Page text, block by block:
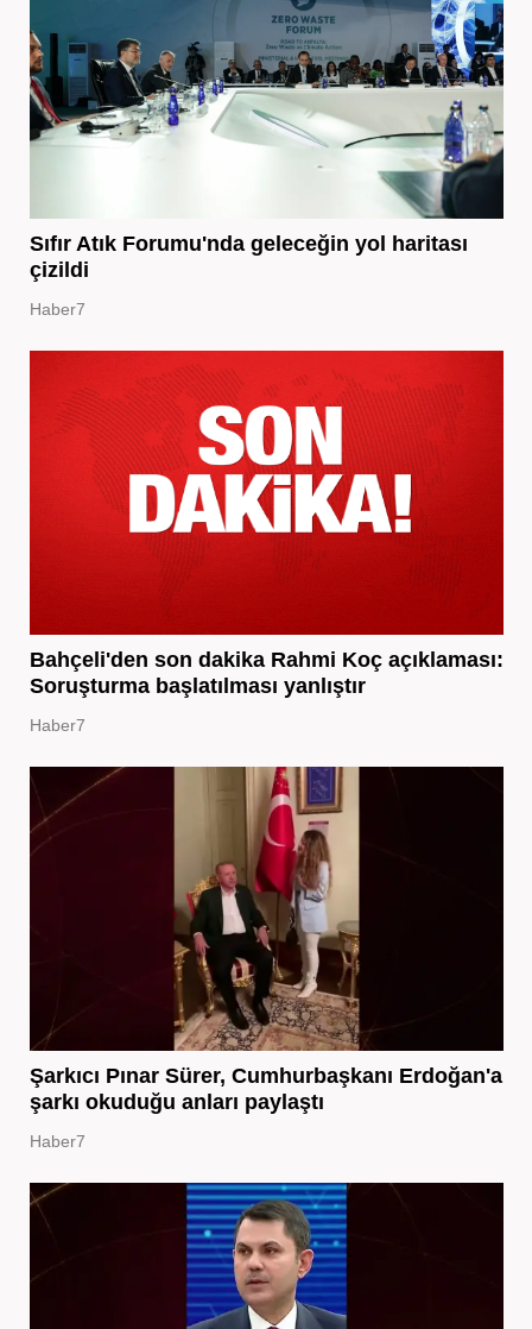
Sıfır Atık Forumu'nda geleceğin yol haritası
çizildi
Haber7
Bahçeli'den son dakika Rahmi Koç açıklaması:
Soruşturma başlatılması yanlıştır
Haber7
Şarkıcı Pınar Sürer, Cumhurbaşkanı Erdoğan'a
şarkı okuduğu anları paylaştı
Haber7